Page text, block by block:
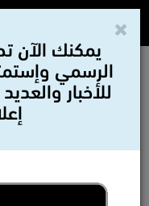
يمكنك الآن
الرسمي
للأخبار